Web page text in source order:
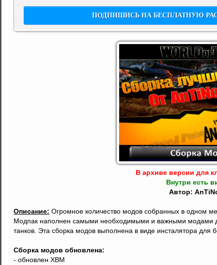
В архиве версии для
Внутри есть
Автор:
Описание: Огромное количество модов собранных в одном
Модпак наполнен самыми необходимыми и важными модами
танков. Эта сборка модов выполнена в виде инсталятора для
Сборка модов обновлена:
- обновлен ХВМ